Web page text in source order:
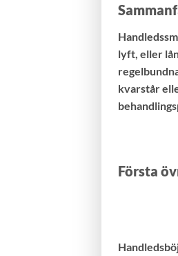
lyft, eller
kvarstår
Första